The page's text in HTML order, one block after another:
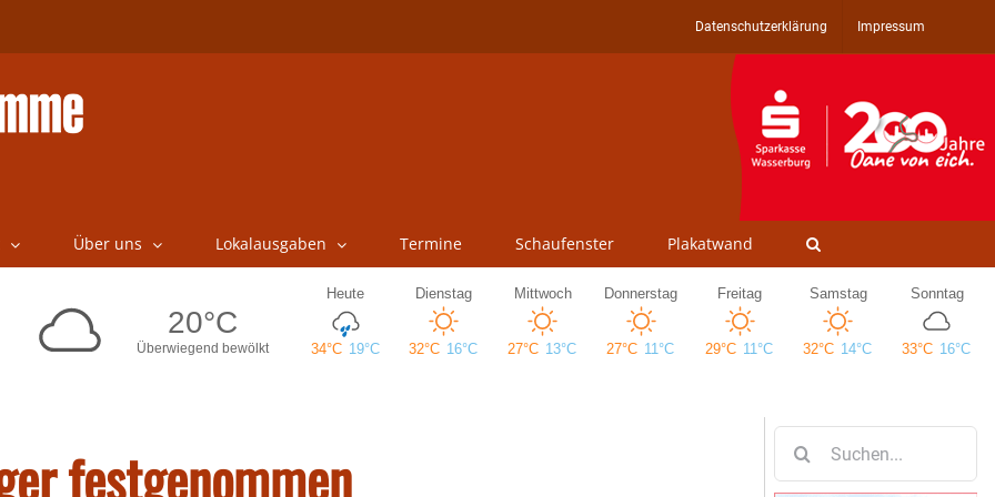
Datenschutzerklärung Impressum
Über uns Lokalausgaben Termine Schaufenster Plakatwand
festgenommen
nach: